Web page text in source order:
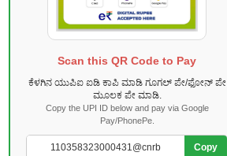
Scan this QR Code to Pay
ಕೆಳಗಿನ ಯುಪಿಐ ಐಡಿ ಕಾಪಿ ಮಾಡಿ ಗೂಗಲ್ ಪೇ/ಫೋನ್ ಪೇ
ಮೂಲಕ ಪೇ ಮಾಡಿ.
Copy the UPI ID below and pay via Google
Pay/PhonePe.
Copy